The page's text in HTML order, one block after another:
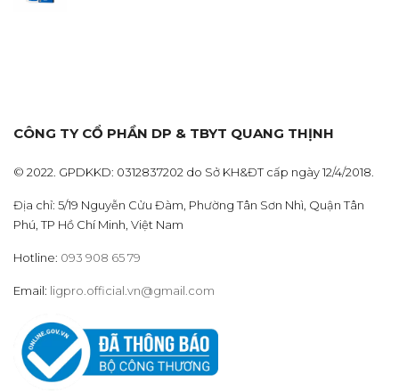
CÔNG TY CỔ PHẦN DP & TBYT QUANG THỊNH
© 2022. GPDKKD: 0312837202 do Sở KH&ĐT cấp ngày 12/4/2018.
Địa chỉ: 5/19 Nguyễn Cửu Đàm, Phường Tân Sơn Nhì, Quận Tân
Phú, TP Hồ Chí Minh, Việt Nam
Hotline: 093 908 65 79
Email: ligpro.official.vn@gmail.com